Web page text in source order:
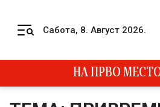
Сабота, 8. Август 2026.
НА ПРВО